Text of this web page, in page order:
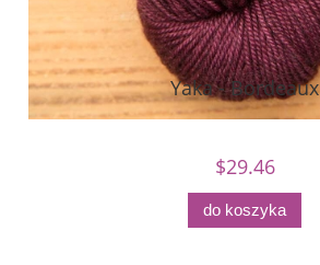
Yaka - Bordeaux
$29.46
do koszyka